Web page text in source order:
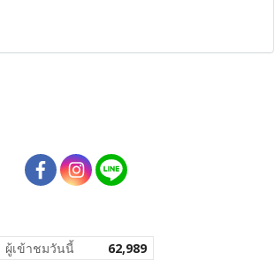
ผู้เข้าชมวันนี้ 62,989